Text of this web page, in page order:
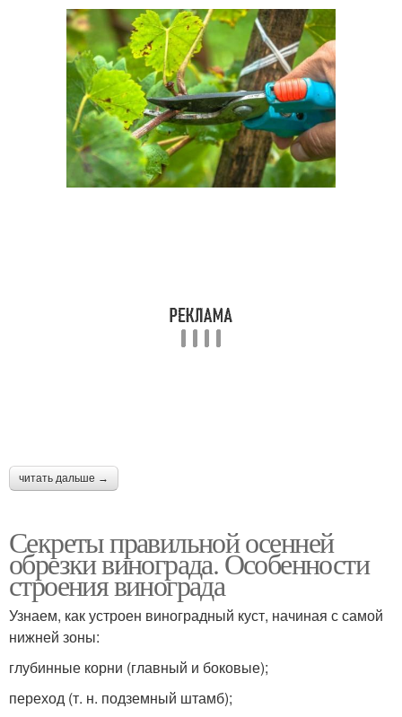
читать дальше →
Секреты правильной осенней
обрезки винограда. Особенности
строения винограда
Узнаем, как устроен виноградный куст, начиная с самой
нижней зоны:
глубинные корни (главный и боковые);
переход (т. н. подземный штамб);